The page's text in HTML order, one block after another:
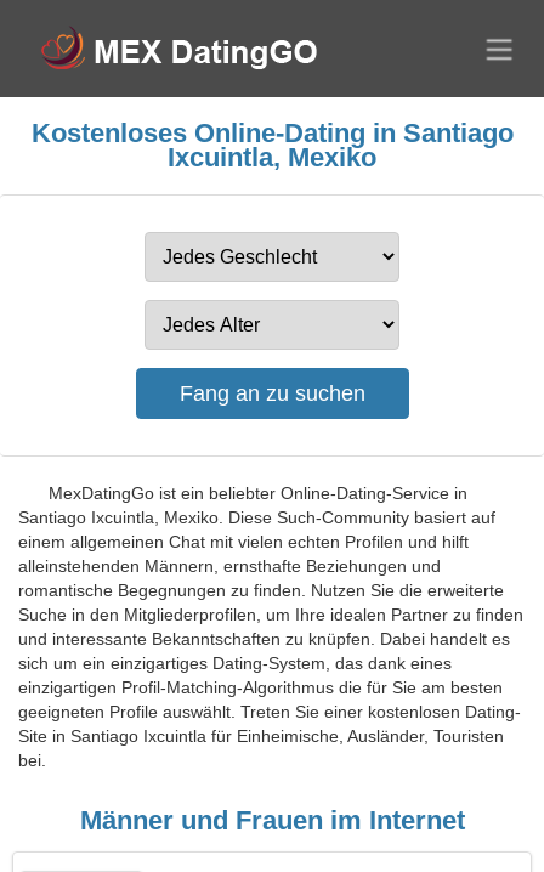
Kostenloses Online-Dating in Santiago
Ixcuintla, Mexiko
MexDatingGo ist ein beliebter Online-Dating-Service in
Santiago Ixcuintla, Mexiko. Diese Such-Community basiert auf
einem allgemeinen Chat mit vielen echten Profilen und hilft
alleinstehenden Männern, ernsthafte Beziehungen und
romantische Begegnungen zu finden. Nutzen Sie die erweiterte
Suche in den Mitgliederprofilen, um Ihre idealen Partner zu finden
und interessante Bekanntschaften zu knüpfen. Dabei handelt es
sich um ein einzigartiges Dating-System, das dank eines
einzigartigen Profil-Matching-Algorithmus die für Sie am besten
geeigneten Profile auswählt. Treten Sie einer kostenlosen Dating-
Site in Santiago Ixcuintla für Einheimische, Ausländer, Touristen
bei.
Männer und Frauen im Internet